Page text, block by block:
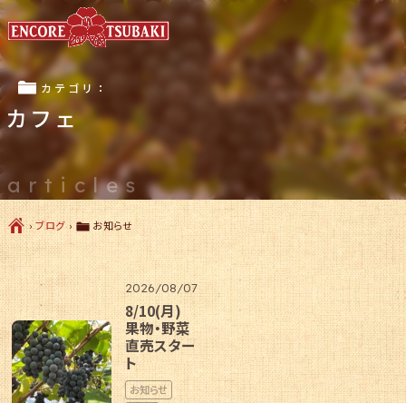
articles
ëカテゴリ：
カフェ
Ç›ブログ›ëお知らせ
2026/08/07
8/10(月)
果物・野菜
直売スター
ト
お知らせ